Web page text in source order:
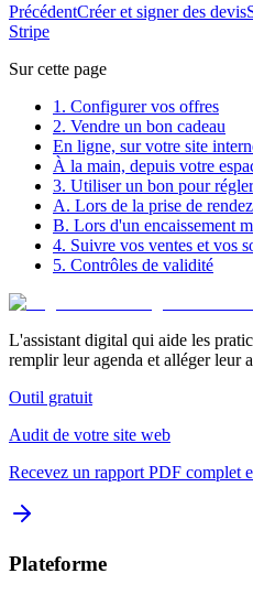
PrécédentCréer et signer des devis
Stripe
Sur cette page
1. Configurer vos offres
2. Vendre un bon cadeau
En ligne, sur votre site
À la main, depuis votre
3. Utiliser un bon pour
A. Lors de la prise de
B. Lors d'un encaissement
4. Suivre vos ventes et vos
5. Contrôles de validité
L'assistant digital qui aide les
remplir leur agenda et alléger leur
Outil gratuit
Audit de votre site web
Recevez un rapport PDF complet
Plateforme